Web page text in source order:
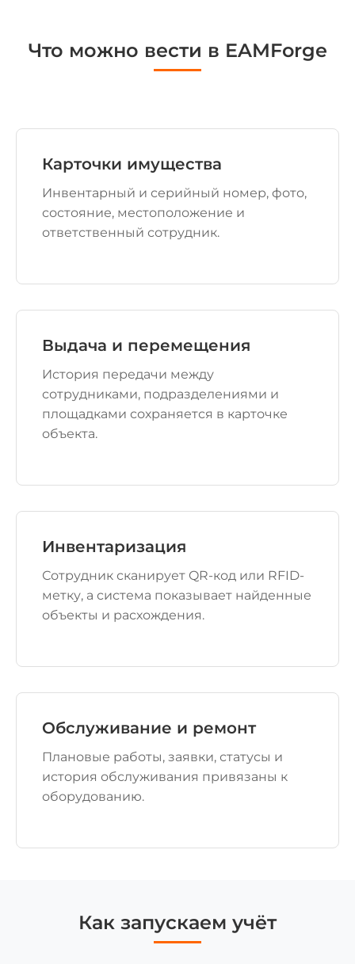
Что можно вести в EAMForge
Карточки имущества
Инвентарный и серийный номер, фото,
состояние, местоположение и
ответственный сотрудник.
Выдача и перемещения
История передачи между
сотрудниками, подразделениями и
площадками сохраняется в карточке
объекта.
Инвентаризация
Сотрудник сканирует QR-код или RFID-
метку, а система показывает найденные
объекты и расхождения.
Обслуживание и ремонт
Плановые работы, заявки, статусы и
история обслуживания привязаны к
оборудованию.
Как запускаем учёт